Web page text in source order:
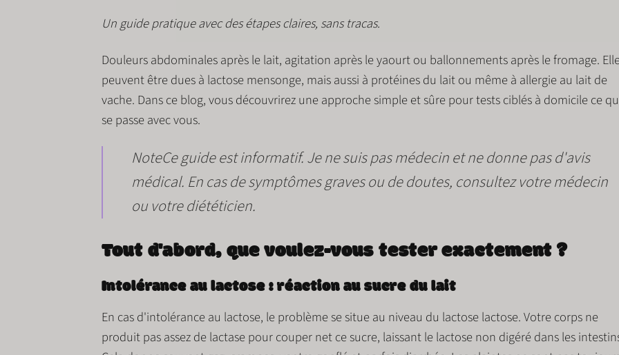
Un guide pratique avec des étapes claires, sans tracas.
Douleurs abdominales après le lait, agitation après le yaourt ou ballonnements après le fromage.
peuvent être dues à lactosemensonge, mais aussi à protéines du laitou même à allergie au lait de
vache. Dans ce blog, vous découvrirez une approche simple et sûre pourtests ciblés à domicilece
se passe avec vous.
NoteCe guide est informatif. Je ne suis pas médecin et ne donne pas d'avis
médical. En cas de symptômes graves ou de doutes, consultez votre médecin
ou votre diététicien.
Tout d'abord, que voulez-vous tester exactement ?
Intolérance au lactose : réaction au sucre du lait
En cas d'intolérance au lactose, le problème se situe au niveau du lactoselactose. Votre corps ne
produit pas assez delactasepour couper net ce sucre, laissant le lactose non digéré dans les